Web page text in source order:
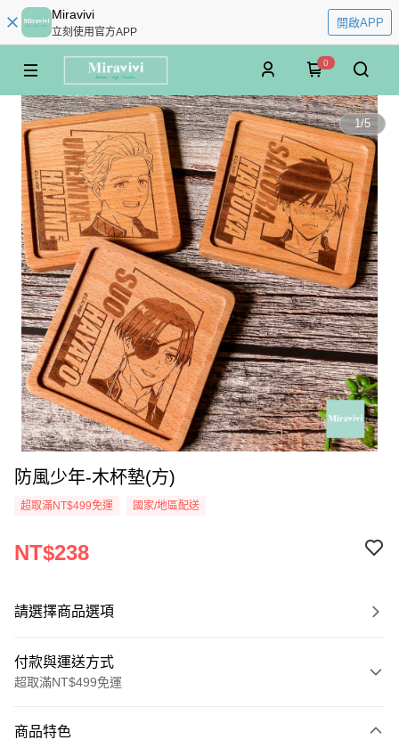
Miravivi
立刻使用官方APP
開啟APP
0
1/5
防風少年-木杯墊(方)
超取滿NT$499免運 國家/地區配送
NT$238
請選擇商品選項
付款與運送方式
超取滿NT$499免運
信用卡一次付款
商品特色